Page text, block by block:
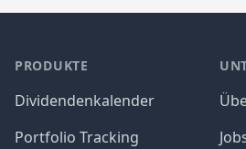
PRODUKTE
Dividendenkalender
Portfolio Tracking